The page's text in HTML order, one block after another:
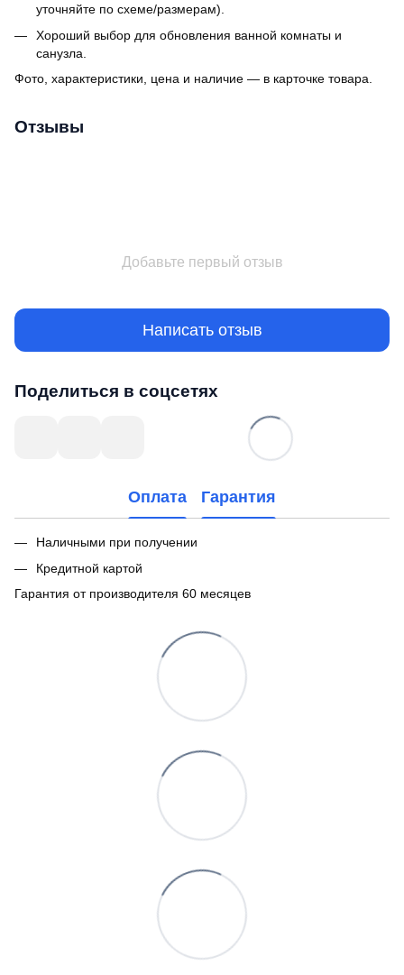
уточняйте по схеме/размерам).
Хороший выбор для обновления ванной комнаты и
санузла.
Фото, характеристики, цена и наличие — в карточке товара.
Отзывы
Добавьте первый отзыв
Написать отзыв
Поделиться в соцсетях
Оплата Гарантия
Наличными при получении
Кредитной картой
Гарантия от производителя 60 месяцев